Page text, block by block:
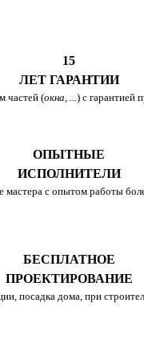
15
ЛЕТ ГАРАНТИИ
частей (окна, ...) с гарантией
ОПЫТНЫЕ
ИСПОЛНИТЕЛИ
мастера с опытом работы
БЕСПЛАТНОЕ
ПРОЕКТИРОВАНИЕ
посадка дома, при